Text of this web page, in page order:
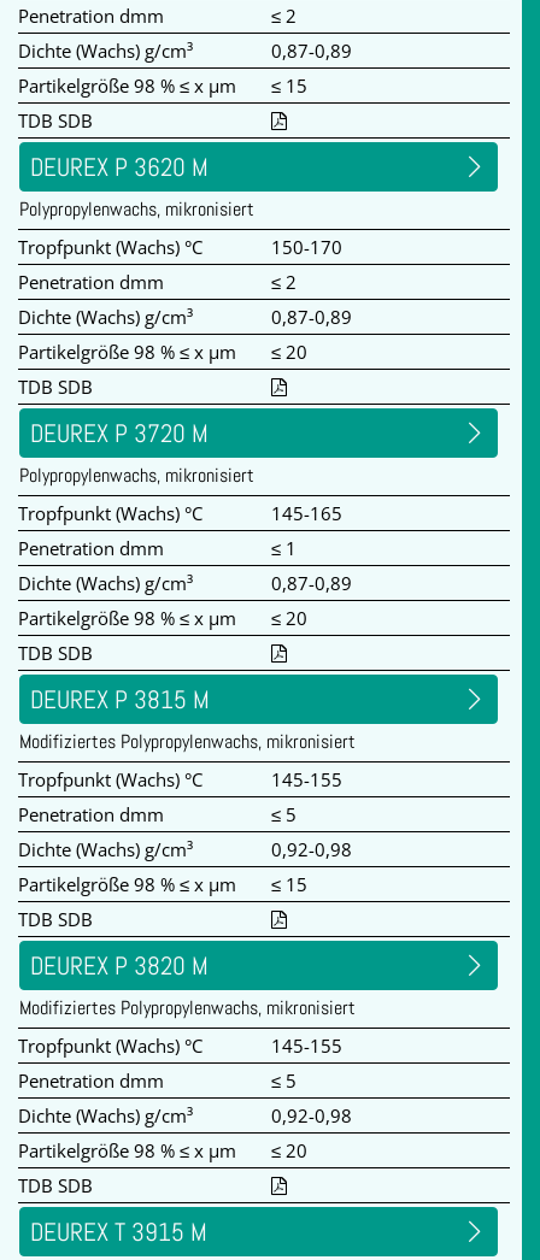
Penetration dmm
≤ 2
Dichte (Wachs) g/cm³
0,87-0,89
Partikelgröße 98 % ≤ x µm
≤ 15
TDB SDB
DEUREX P 3620 M
Polypropylenwachs, mikronisiert
Tropfpunkt (Wachs) °C
150-170
Penetration dmm
≤ 2
Dichte (Wachs) g/cm³
0,87-0,89
Partikelgröße 98 % ≤ x µm
≤ 20
TDB SDB
DEUREX P 3720 M
Polypropylenwachs, mikronisiert
Tropfpunkt (Wachs) °C
145-165
Penetration dmm
≤ 1
Dichte (Wachs) g/cm³
0,87-0,89
Partikelgröße 98 % ≤ x µm
≤ 20
TDB SDB
DEUREX P 3815 M
Modifiziertes Polypropylenwachs, mikronisiert
Tropfpunkt (Wachs) °C
145-155
Penetration dmm
≤ 5
Dichte (Wachs) g/cm³
0,92-0,98
Partikelgröße 98 % ≤ x µm
≤ 15
TDB SDB
DEUREX P 3820 M
Modifiziertes Polypropylenwachs, mikronisiert
Tropfpunkt (Wachs) °C
145-155
Penetration dmm
≤ 5
Dichte (Wachs) g/cm³
0,92-0,98
Partikelgröße 98 % ≤ x µm
≤ 20
TDB SDB
DEUREX T 3915 M